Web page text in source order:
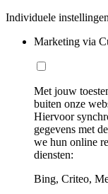
Individuele
Marketing via
Met jouw
buiten onze
Hiervoor
gegevens met
we hun online
diensten:
Bing, Criteo,